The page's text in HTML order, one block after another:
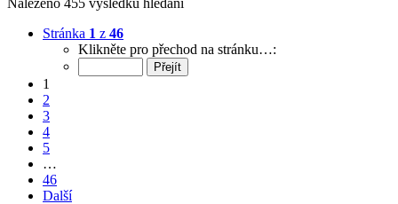
Stránka 1 z 46
Klikněte pro přechod na stránku…:
1
2
3
4
5
…
46
Další